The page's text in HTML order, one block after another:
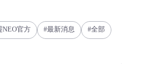
NEO官方 最新消息 全部